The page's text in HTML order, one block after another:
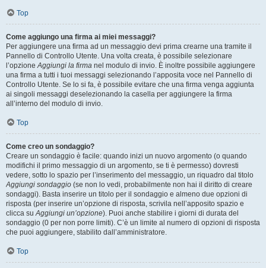
Top
Come aggiungo una firma ai miei messaggi?
Per aggiungere una firma ad un messaggio devi prima crearne una tramite il
Pannello di Controllo Utente. Una volta creata, è possibile selezionare
l’opzioneAggiungi la firma nel modulo di invio. È inoltre possibile aggiungere
una firma a tutti i tuoi messaggi selezionando l’apposita voce nel Pannello di
Controllo Utente. Se lo si fa, è possibile evitare che una firma venga aggiunta
ai singoli messaggi deselezionando la casella per aggiungere la firma
all’interno del modulo di invio.
Top
Come creo un sondaggio?
Creare un sondaggio è facile: quando inizi un nuovo argomento (o quando
modifichi il primo messaggio di un argomento, se ti è permesso) dovresti
vedere, sotto lo spazio per l’inserimento del messaggio, un riquadro dal titolo
Aggiungi sondaggio (se non lo vedi, probabilmente non hai il diritto di creare
sondaggi). Basta inserire un titolo per il sondaggio e almeno due opzioni di
risposta (per inserire un’opzione di risposta, scrivila nell’apposito spazio e
clicca suAggiungi un’opzione). Puoi anche stabilire i giorni di durata del
sondaggio (0 per non porre limiti). C’è un limite al numero di opzioni di risposta
che puoi aggiungere, stabilito dall’amministratore.
Top